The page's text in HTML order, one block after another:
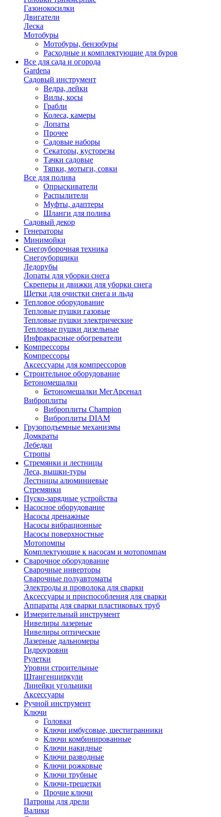
Газонокосилки
Двигатели
Леска
Мотобуры
Мотобуры, бензобуры
Расходные и комплектующие для буров
Все для сада и огорода
Gardena
Садовый инструмент
Ведра, лейки
Вилы, косы
Грабли
Колеса, камеры
Лопаты
Прочее
Садовые наборы
Секаторы, кусторезы
Тачки садовые
Тяпки, мотыги, совки
Все для полива
Опрыскиватели
Распылители
Муфты, адаптеры
Шланги для полива
Садовый декор
Генераторы
Минимойки
Снегоуборочная техника
Снегоуборщики
Ледорубы
Лопаты для уборки снега
Скреперы и движки для уборки снега
Щетки для очистки снега и льда
Тепловое оборудование
Тепловые пушки газовые
Тепловые пушки электрические
Тепловые пушки дизельные
Инфракрасные обогреватели
Компрессоры
Компрессоры
Аксессуары для компрессоров
Строительное оборудование
Бетономешалки
Бетономешалки МегАрсенал
Виброплиты
Виброплиты Champion
Виброплиты DIAM
Грузоподъемные механизмы
Домкраты
Лебедки
Стропы
Стремянки и лестницы
Леса, вышки-туры
Лестницы алюминиевые
Стремянки
Пуско-зарядные устройства
Насосное оборудование
Насосы дренажные
Насосы вибрационные
Насосы поверхностные
Мотопомпы
Комплектующие к насосам и мотопомпам
Сварочное оборудование
Сварочные инверторы
Сварочные полуавтоматы
Электроды и проволока для сварки
Аксессуары и приспособления для сварки
Аппараты для сварки пластиковых труб
Измерительный инструмент
Нивелиры лазерные
Нивелиры оптические
Лазерные дальномеры
Гидроуровни
Рулетки
Уровни строительные
Штангенциркули
Линейки угольники
Аксессуары
Ручной инструмент
Ключи
Головки
Ключи имбусовые, шестигранники
Ключи комбинированные
Ключи накидные
Ключи разводные
Ключи рожковые
Ключи трубные
Ключи-трещетки
Прочие ключи
Патроны для дрели
Валики